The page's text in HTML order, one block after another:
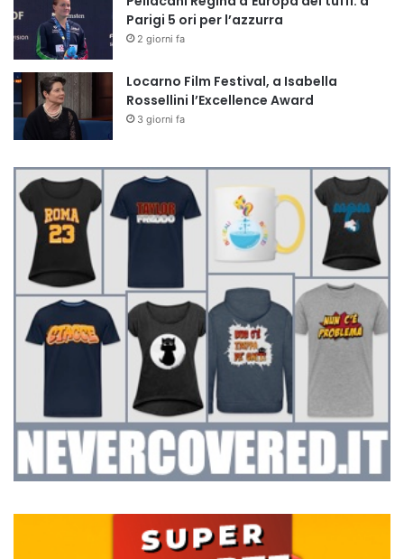
Parigi 5 ori per l’azzurra
2 giorni fa
Locarno Film Festival, a Isabella
Rossellini l’Excellence Award
3 giorni fa